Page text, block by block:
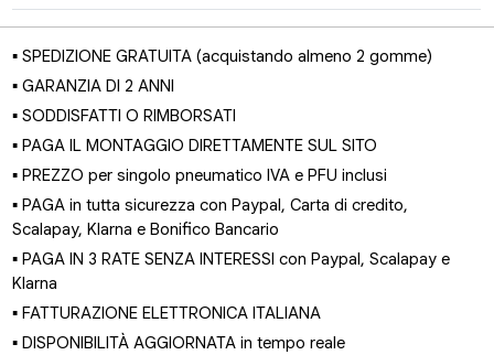
▪ SPEDIZIONE GRATUITA (acquistando almeno 2 gomme)
▪ GARANZIA DI 2 ANNI
▪ SODDISFATTI O RIMBORSATI
▪ PAGA IL MONTAGGIO DIRETTAMENTE SUL SITO
▪ PREZZO per singolo pneumatico IVA e PFU inclusi
▪ PAGA in tutta sicurezza con Paypal, Carta di credito,
Scalapay, Klarna e Bonifico Bancario
▪ PAGA IN 3 RATE SENZA INTERESSI con Paypal, Scalapay e
Klarna
▪ FATTURAZIONE ELETTRONICA ITALIANA
▪ DISPONIBILITÀ AGGIORNATA in tempo reale